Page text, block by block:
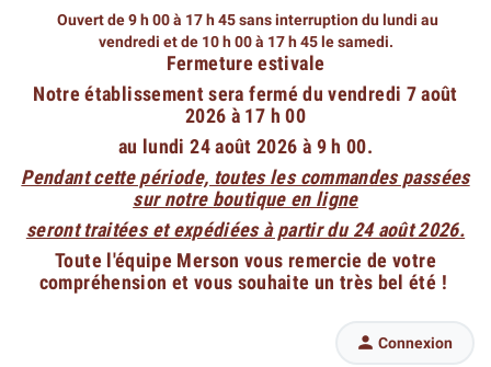
Ouvert de 9 h 00 à 17 h 45 sans interruption du lundi au
vendredi et de 10 h 00 à 17 h 45 le samedi.
Fermeture estivale
Notre établissement sera fermé du vendredi 7 août
2026 à 17 h 00
au lundi 24 août 2026 à 9 h 00.
Pendant cette période, toutes les commandes passées
sur notre boutique en ligne
seront traitées et expédiées à partir du 24 août 2026.
Toute l'équipe Merson vous remercie de votre
compréhension et vous souhaite un très bel été !
 Connexion